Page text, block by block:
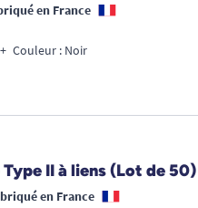
en France
Couleur : Noir
II à liens (Lot de 50)
en France